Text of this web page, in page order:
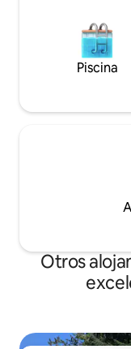
Piscina
Otros